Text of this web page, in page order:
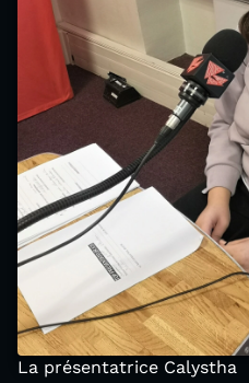
La présentatrice Calystha